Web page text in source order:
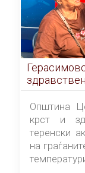
граѓаните
Општина
крст и
теренски
на